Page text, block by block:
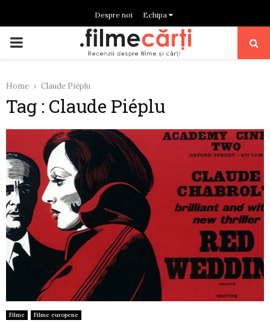
Despre noi Echipa
PRIMARY
Home Claude Piéplu
Tag : Claude Piéplu
Filme Filme europene